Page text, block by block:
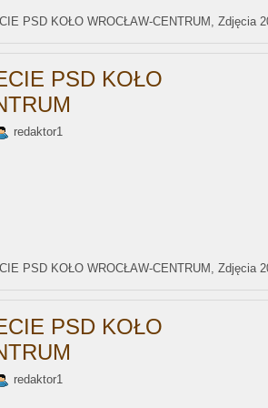
PSD KOŁO WROCŁAW-CENTRUM , Zdjęcia
PSD KOŁO
redaktor1
PSD KOŁO WROCŁAW-CENTRUM , Zdjęcia
PSD KOŁO
redaktor1